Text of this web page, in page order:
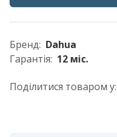
Бренд: Dahua
Гарантія: 12 міс.
Поділитися товаром у: